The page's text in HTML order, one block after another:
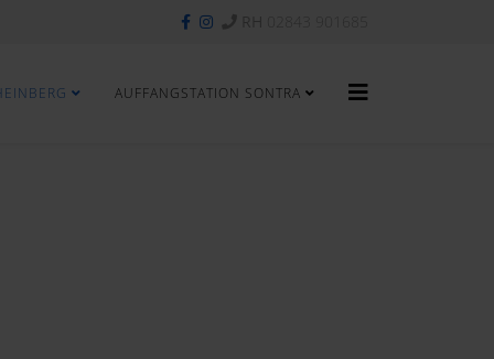
AUFFANGSTATION SONTRA